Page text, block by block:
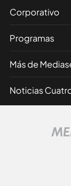
Corporativo
Programas
Más de
Noticias